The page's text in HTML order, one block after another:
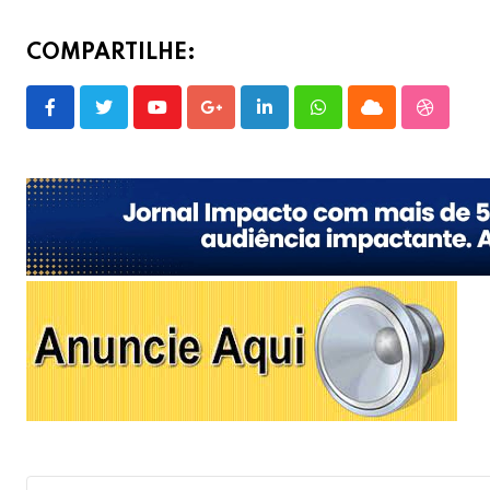
COMPARTILHE:
YoutubeGoogle+LinkedInWhatsappCloud